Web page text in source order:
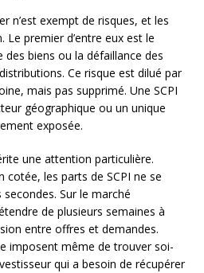
n’est exempt de risques, et les
Le premier d’entre eux est le
des biens ou la défaillance des
Ce risque est dilué par
mais pas supprimé. Une SCPI
géographique ou un unique
exposée.
une attention particulière.
les parts de SCPI ne se
Sur le marché
de plusieurs semaines à
entre offres et demandes.
imposent même de trouver soi-
qui a besoin de récupérer